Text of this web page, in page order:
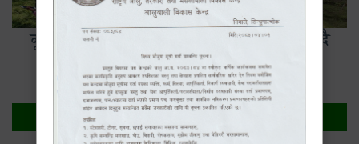
कृषि प्राविधिकहरुलाई बोकासी मल बनाउन सिकाउदै
सूचना